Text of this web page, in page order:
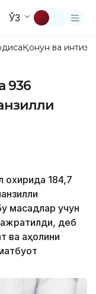
ЎЗ
Қонун ва
936
охирида 184,7
мақсадлар учун
деб
ва аҳолини